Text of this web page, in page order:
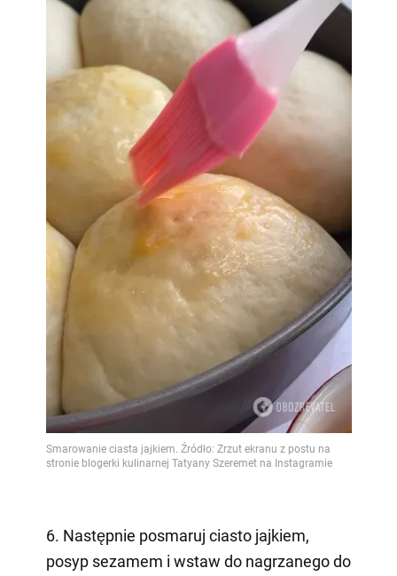
6. Następnie posmaruj ciasto jajkiem,
posyp sezamem i wstaw do nagrzanego do